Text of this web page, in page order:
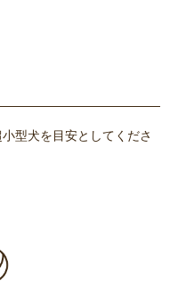
型犬を目安としてくださ